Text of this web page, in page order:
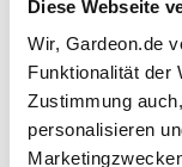
Diese Webseite
Wir, Gardeon.de
Funktionalität der
Zustimmung
personalisieren